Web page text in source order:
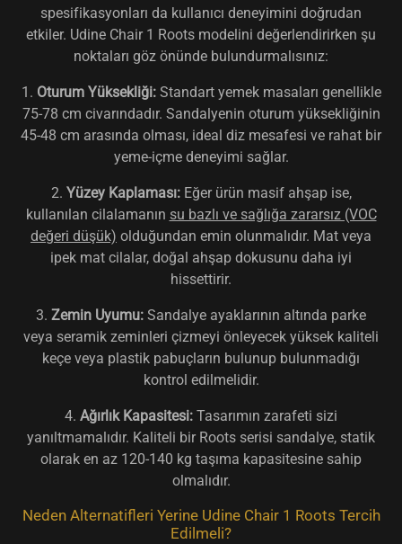
spesifikasyonları da kullanıcı deneyimini doğrudan
etkiler. Udine Chair 1 Roots modelini değerlendirirken şu
noktaları göz önünde bulundurmalısınız:
1. Oturum Yüksekliği:Standart yemek masaları genellikle
75-78 cm civarındadır. Sandalyenin oturum yüksekliğinin
45-48 cm arasında olması, ideal diz mesafesi ve rahat bir
yeme-içme deneyimi sağlar.
2. Yüzey Kaplaması:Eğer ürün masif ahşap ise,
kullanılan cilalamanın su bazlı ve sağlığa zararsız (VOC
değeri düşük) olduğundan emin olunmalıdır. Mat veya
ipek mat cilalar, doğal ahşap dokusunu daha iyi
hissettirir.
3. Zemin Uyumu: Sandalye ayaklarının altında parke
veya seramik zeminleri çizmeyi önleyecek yüksek kaliteli
keçe veya plastik pabuçların bulunup bulunmadığı
kontrol edilmelidir.
4. Ağırlık Kapasitesi: Tasarımın zarafeti sizi
yanıltmamalıdır. Kaliteli bir Roots serisi sandalye, statik
olarak en az 120-140 kg taşıma kapasitesine sahip
olmalıdır.
Neden Alternatifleri Yerine Udine Chair 1 Roots Tercih
Edilmeli?